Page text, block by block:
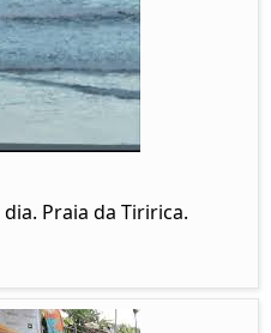
dia. Praia da Tiririca.